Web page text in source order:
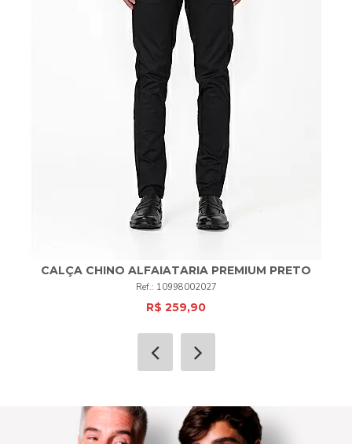
CALÇA CHINO ALFAIATARIA PREMIUM PRETO
10998002027
R$ 259,90